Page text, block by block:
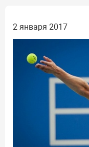
2 января 2017